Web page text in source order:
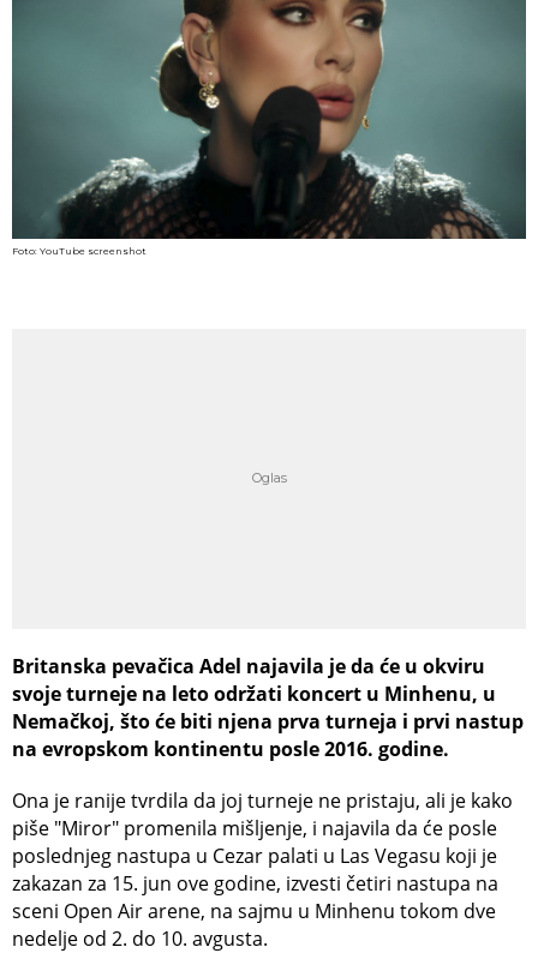
Foto: YouTube screenshot
Britanska pevačica Adel najavila je da će u okviru
svoje turneje na leto održati koncert u Minhenu, u
Nemačkoj, što će biti njena prva turneja i prvi nastup
na evropskom kontinentu posle 2016. godine.
Ona je ranije tvrdila da joj turneje ne pristaju, ali je kako
piše "Miror" promenila mišljenje, i najavila da će posle
poslednjeg nastupa u Cezar palati u Las Vegasu koji je
zakazan za 15. jun ove godine, izvesti četiri nastupa na
sceni Open Air arene, na sajmu u Minhenu tokom dve
nedelje od 2. do 10. avgusta.